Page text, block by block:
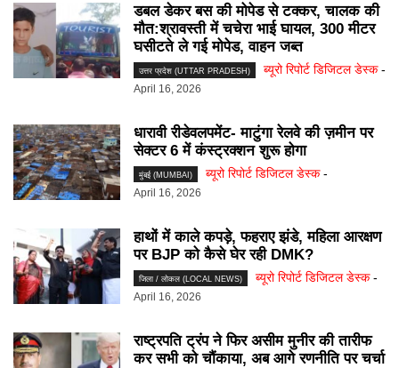
डबल डेकर बस की मोपेड से टक्कर, चालक की
मौत:श्रावस्ती में चचेरा भाई घायल, 300 मीटर
घसीटते ले गई मोपेड, वाहन जब्त
उत्तर प्रदेश (UTTAR PRADESH) ब्यूरो रिपोर्ट डिजिटल डेस्क -
April 16, 2026
धारावी रीडेवलपमेंट- माटुंगा रेलवे की ज़मीन पर
सेक्टर 6 में कंस्ट्रक्शन शुरू होगा
मुंबई (MUMBAI) ब्यूरो रिपोर्ट डिजिटल डेस्क -
April 16, 2026
हाथों में काले कपड़े, फहराए झंडे, महिला आरक्षण
पर BJP को कैसे घेर रही DMK?
जिला / लोकल (LOCAL NEWS) ब्यूरो रिपोर्ट डिजिटल डेस्क -
April 16, 2026
राष्ट्रपति ट्रंप ने फिर असीम मुनीर की तारीफ
कर सभी को चौंकाया, अब आगे रणनीति पर चर्चा